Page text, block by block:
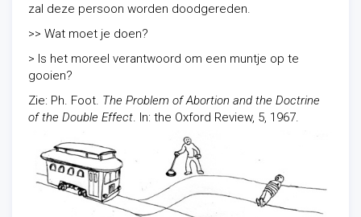
zal deze persoon worden doodgereden.
>> Wat moet je doen?
> Is het moreel verantwoord om een muntje op te
gooien?
Zie: Ph. Foot. The Problem of Abortion and the Doctrine
of the Double Effect. In: the Oxford Review, 5, 1967.